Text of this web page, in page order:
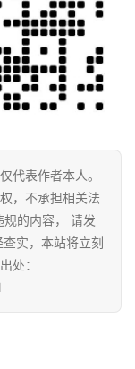
代表作者本人。
，不承担相关法
的内容， 请发
实，本站将立刻
处：